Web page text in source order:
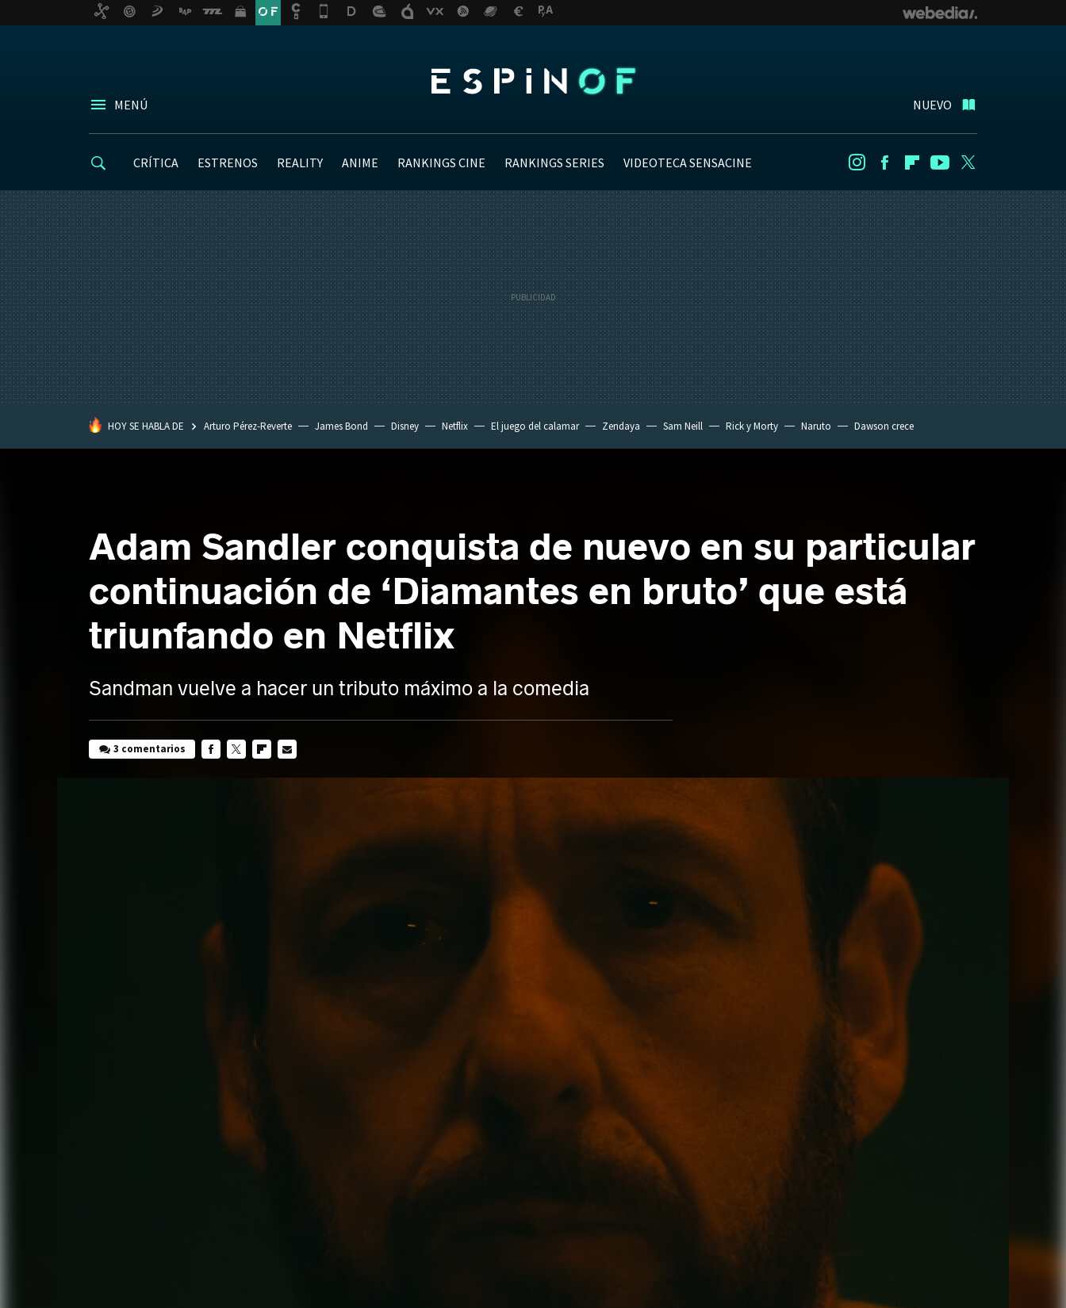
MENÚ NUEVO
CRÍTICA ESTRENOS REALITY ANIME RANKINGS CINE RANKINGS SERIES VIDEOTECA SENSACINE InstagramFacebookFlipboard
Youtube
HOY SE HABLA DE Arturo Pérez-Reverte James Bond Disney Netflix El juego del calamar Zendaya Sam Neill Rick y Morty Naruto Dawson crece
Adam Sandler conquista de nuevo en su particular
continuación de ‘Diamantes en bruto’ que está
triunfando en Netflix
Sandman vuelve a hacer un tributo máximo a la comedia
3 comentarios